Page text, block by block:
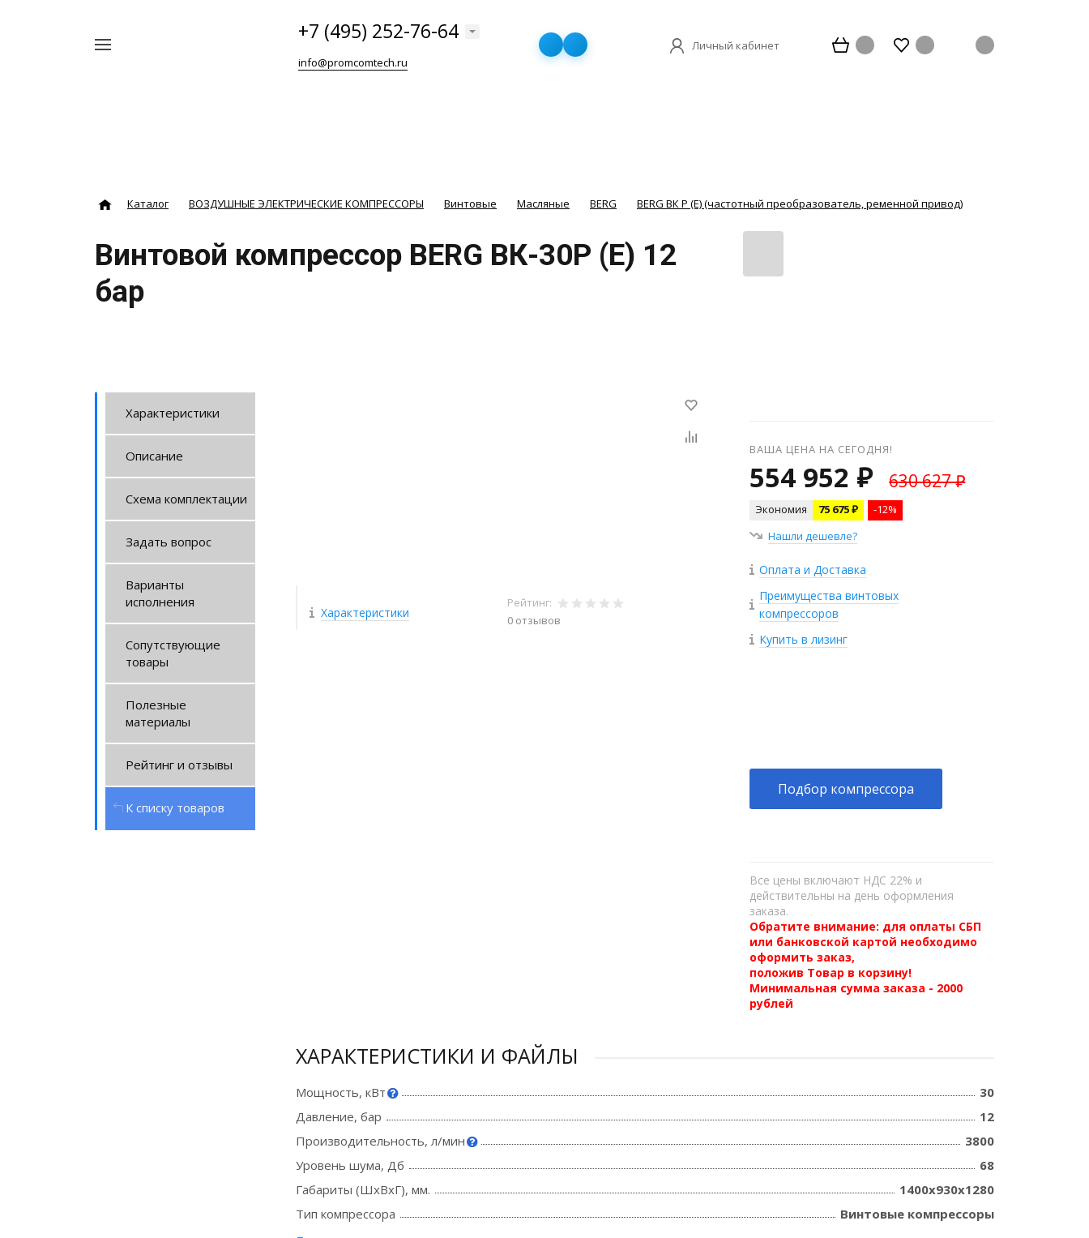
+7 (495) 252-76-64
info@promcomtech.ru
Личный кабинет
Каталог ВОЗДУШНЫЕ ЭЛЕКТРИЧЕСКИЕ КОМПРЕССОРЫ Винтовые Масляные BERG BERG ВК Р (E) (частотный преобразователь, ременной привод)
Винтовой компрессор BERG ВК-30P (E) 12
бар
Характеристики
Описание
Схема комплектации
Задать вопрос
Варианты
исполнения
Сопутствующие
товары
Полезные
материалы
Рейтинг и отзывы
К списку товаров
Характеристики
Рейтинг:
0 отзывов
ВАША ЦЕНА НА СЕГОДНЯ!
554 952 ₽ 630 627 ₽
Экономия 75 675 ₽
-12%
Нашли дешевле?
Оплата и Доставка
Преимущества винтовых
компрессоров
Купить в лизинг
Подбор компрессора
Все цены включают НДС 22% и
действительны на день оформления
заказа.
Обратите внимание: для оплаты СБП
или банковской картой необходимо
оформить заказ,
положив Товар в корзину!
Минимальная сумма заказа - 2000
рублей
ХАРАКТЕРИСТИКИ И ФАЙЛЫ
Мощность, кВт
30
Давление, бар
12
Производительность, л/мин
3800
Уровень шума, Дб
68
Габариты (ШхВхГ), мм.
1400х930х1280
Тип компрессора
Винтовые компрессоры